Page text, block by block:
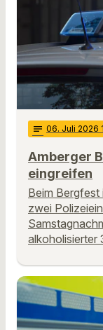
notes 06. Juli 2026
Amberger
eingreifen
Beim
zwei
alkoholisierter